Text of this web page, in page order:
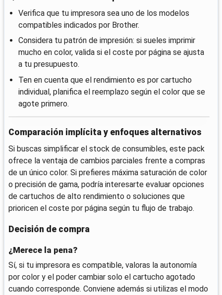
Verifica que tu impresora sea uno de los modelos
compatibles indicados por Brother.
Considera tu patrón de impresión: si sueles imprimir
mucho en color, valida si el coste por página se ajusta
a tu presupuesto.
Ten en cuenta que el rendimiento es por cartucho
individual, planifica el reemplazo según el color que se
agote primero.
Comparación implícita y enfoques alternativos
Si buscas simplificar el stock de consumibles, este pack
ofrece la ventaja de cambios parciales frente a compras
de un único color. Si prefieres máxima saturación de color
o precisión de gama, podría interesarte evaluar opciones
de cartuchos de alto rendimiento o soluciones que
prioricen el coste por página según tu flujo de trabajo.
Decisión de compra
¿Merece la pena?
Sí, si tu impresora es compatible, valoras la autonomía
por color y el poder cambiar solo el cartucho agotado
cuando corresponde. Conviene además si utilizas el modo